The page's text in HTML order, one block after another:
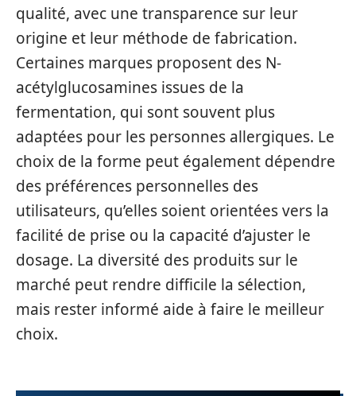
qualité, avec une transparence sur leur
origine et leur méthode de fabrication.
Certaines marques proposent des N-
acétylglucosamines issues de la
fermentation, qui sont souvent plus
adaptées pour les personnes allergiques. Le
choix de la forme peut également dépendre
des préférences personnelles des
utilisateurs, qu’elles soient orientées vers la
facilité de prise ou la capacité d’ajuster le
dosage. La diversité des produits sur le
marché peut rendre difficile la sélection,
mais rester informé aide à faire le meilleur
choix.